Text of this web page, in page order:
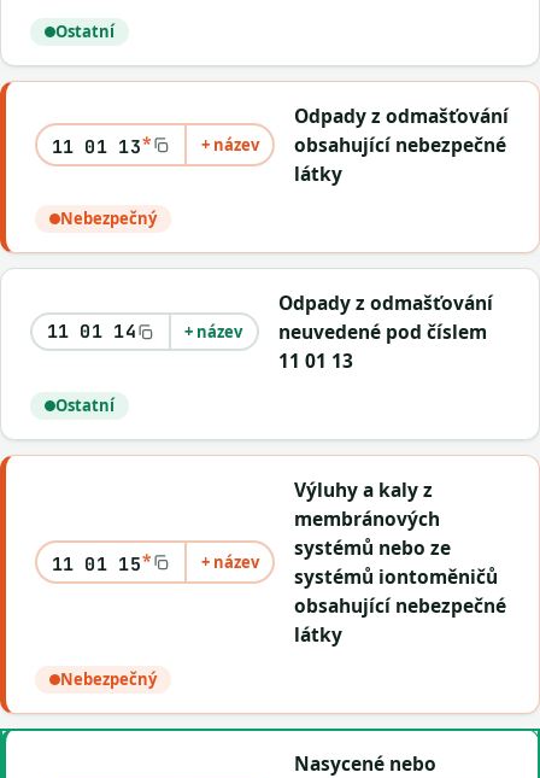
Ostatní
11 01 13* + název
Odpady z odmašťování
obsahující nebezpečné
látky
Nebezpečný
11 01 14 + název
Odpady z odmašťování
neuvedené pod číslem
11 01 13
Ostatní
11 01 15* + název
Výluhy a kaly z
membránových
systémů nebo ze
systémů iontoměničů
obsahující nebezpečné
látky
Nebezpečný
Nasycené nebo